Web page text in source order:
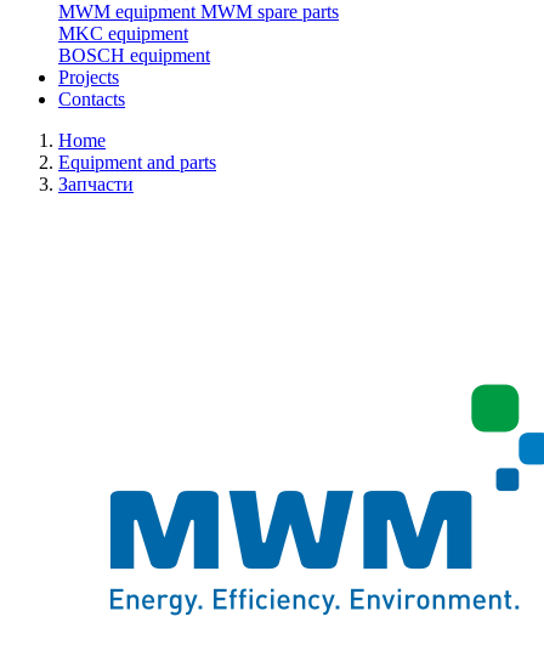
MWM equipmentMWM spare parts
MKC equipment
BOSCH equipment
Projects
Contacts
Home
Equipment and parts
Запчасти